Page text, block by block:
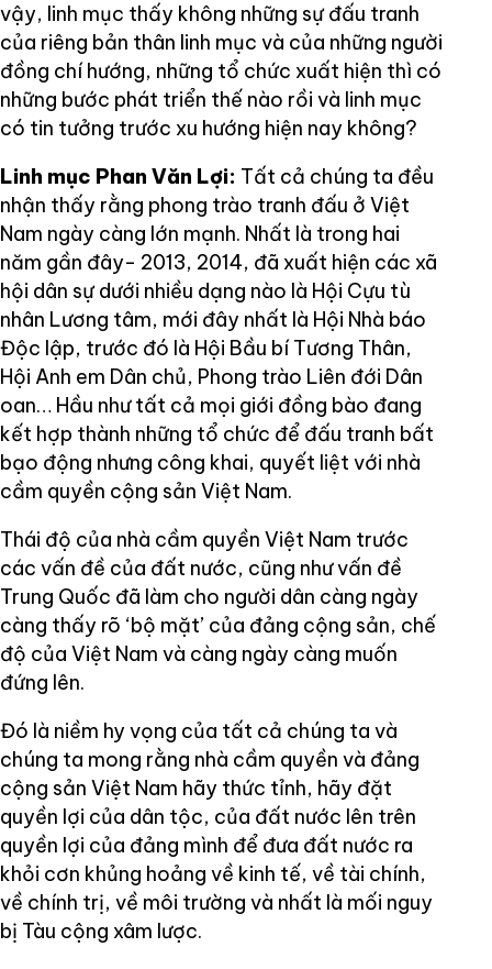
vậy, linh mục thấy không những sự đấu tranh
của riêng bản thân linh mục và của những người
đồng chí hướng, những tổ chức xuất hiện thì có
những bước phát triển thế nào rồi và linh mục
có tin tưởng trước xu hướng hiện nay không?
Linh mục Phan Văn Lợi: Tất cả chúng ta đều
nhận thấy rằng phong trào tranh đấu ở Việt
Nam ngày càng lớn mạnh. Nhất là trong hai
năm gần đây- 2013, 2014, đã xuất hiện các xã
hội dân sự dưới nhiều dạng nào là Hội Cựu tù
nhân Lương tâm, mới đây nhất là Hội Nhà báo
Độc lập, trước đó là Hội Bầu bí Tương Thân,
Hội Anh em Dân chủ, Phong trào Liên đới Dân
oan… Hầu như tất cả mọi giới đồng bào đang
kết hợp thành những tổ chức để đấu tranh bất
bạo động nhưng công khai, quyết liệt với nhà
cầm quyền cộng sản Việt Nam.
Thái độ của nhà cầm quyền Việt Nam trước
các vấn đề của đất nước, cũng như vấn đề
Trung Quốc đã làm cho người dân càng ngày
càng thấy rõ ‘bộ mặt’ của đảng cộng sản, chế
độ của Việt Nam và càng ngày càng muốn
đứng lên.
Đó là niềm hy vọng của tất cả chúng ta và
chúng ta mong rằng nhà cầm quyền và đảng
cộng sản Việt Nam hãy thức tỉnh, hãy đặt
quyền lợi của dân tộc, của đất nước lên trên
quyền lợi của đảng mình để đưa đất nước ra
khỏi cơn khủng hoảng về kinh tế, về tài chính,
về chính trị, về môi trường và nhất là mối nguy
bị Tàu cộng xâm lược.